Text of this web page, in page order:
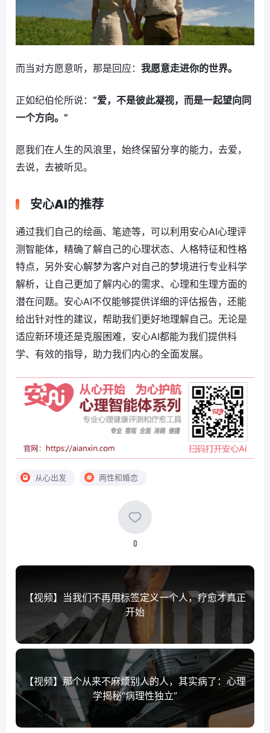
而当对方愿意听，那是回应： 我愿意走进你的世界。
正如纪伯伦所说： “爱，不是彼此凝视，而是一起望向同
一个方向。”
愿我们在人生的风浪里，始终保留分享的能力，去爱，
去说，去被听见。
安心AI的推荐
通过我们自己的绘画、笔迹等，可以利用安心AI心理评
测智能体，精确了解自己的心理状态、人格特征和性格
特点，另外安心解梦为客户对自己的梦境进行专业科学
解析，让自己更加了解内心的需求、心理和生理方面的
潜在问题。安心AI不仅能够提供详细的评估报告，还能
给出针对性的建议，帮助我们更好地理解自己。无论是
适应新环境还是克服困难，安心AI都能为我们提供科
学、有效的指导，助力我们内心的全面发展。
从心出发 两性和婚恋
0
【视频】当我们不再用标签定义一个人，疗愈才真正
开始
【视频】那个从来不麻烦别人的人，其实病了：心理
学揭秘“病理性独立”